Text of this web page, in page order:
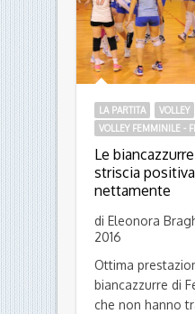
LA PARTITA VOLLEY
VOLLEY FEMMINILE -
Le
striscia
nettamente
di Eleonora
2016
Ottima
biancazzurre di
che non hanno